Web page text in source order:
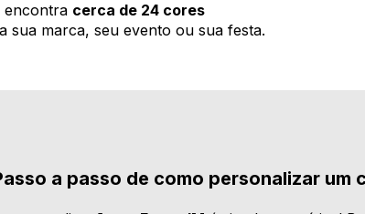
encontra cerca de 24 cores
sua marca, seu evento ou sua festa.
a passo de como personalizar um